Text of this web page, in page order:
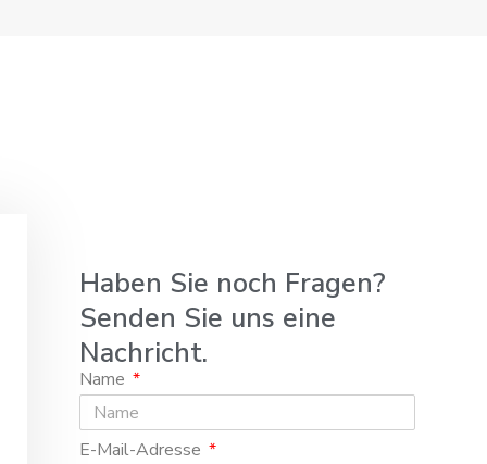
Haben Sie noch Fragen?
Senden Sie uns eine
Nachricht.
Name
E-Mail-Adresse